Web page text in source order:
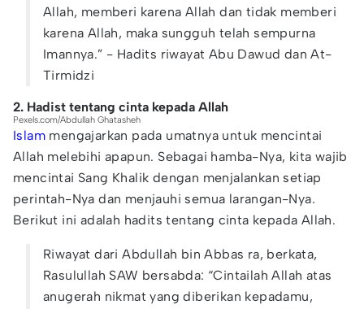
Allah, memberi karena Allah dan tidak memberi
karena Allah, maka sungguh telah sempurna
Imannya.” - Hadits riwayat Abu Dawud dan At-
Tirmidzi
2. Hadist tentang cinta kepada Allah
Pexels.com/Abdullah Ghatasheh
Islam mengajarkan pada umatnya untuk mencintai
Allah melebihi apapun. Sebagai hamba-Nya, kita wajib
mencintai Sang Khalik dengan menjalankan setiap
perintah-Nya dan menjauhi semua larangan-Nya.
Berikut ini adalah hadits tentang cinta kepada Allah.
Riwayat dari Abdullah bin Abbas ra, berkata,
Rasulullah SAW bersabda: “Cintailah Allah atas
anugerah nikmat yang diberikan kepadamu,